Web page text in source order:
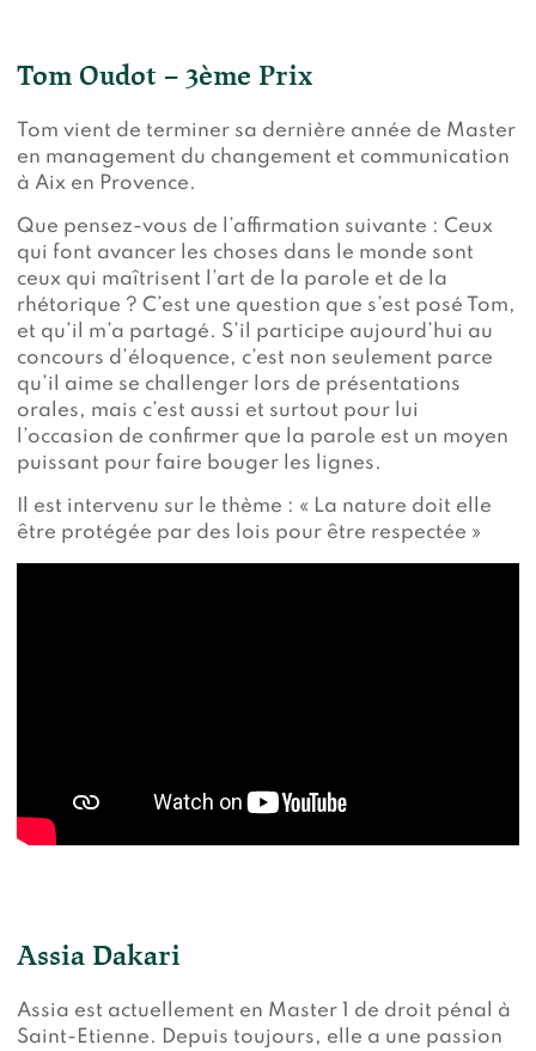
Tom Oudot – 3ème Prix
Tom vient de terminer sa dernière année de Master
en management du changement et communication
à Aix en Provence.
Que pensez-vous de l’affirmation suivante : Ceux
qui font avancer les choses dans le monde sont
ceux qui maîtrisent l’art de la parole et de la
rhétorique ? C’est une question que s’est posé Tom,
et qu’il m’a partagé. S’il participe aujourd’hui au
concours d’éloquence, c’est non seulement parce
qu’il aime se challenger lors de présentations
orales, mais c’est aussi et surtout pour lui
l’occasion de confirmer que la parole est un moyen
puissant pour faire bouger les lignes.
Il est intervenu sur le thème : « La nature doit elle
être protégée par des lois pour être respectée »
Assia Dakari
Assia est actuellement en Master 1 de droit pénal à
Saint-Etienne. Depuis toujours, elle a une passion